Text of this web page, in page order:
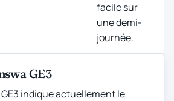
facile sur
une demi-
journée.
GE3
indique actuellement le